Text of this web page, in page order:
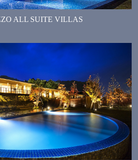
ALL SUITE VILLAS